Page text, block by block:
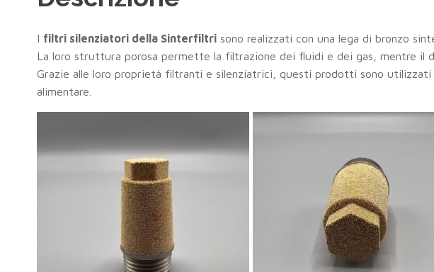
I filtri silenziatori della Sinterfiltri sono realizzati con una lega di bronzo
La loro struttura porosa permette la filtrazione dei fluidi e dei gas, mentre il
Grazie alle loro proprietà filtranti e silenziatrici, questi prodotti sono
alimentare.